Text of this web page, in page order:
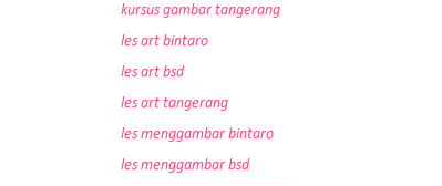
kursus gambar tangerang
les art bintaro
les art bsd
les art tangerang
les menggambar bintaro
les menggambar bsd